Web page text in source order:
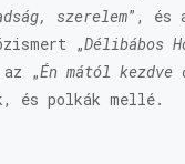
szerelem”, és
„Délibábos
„Én mától kezdve
és polkák mellé.